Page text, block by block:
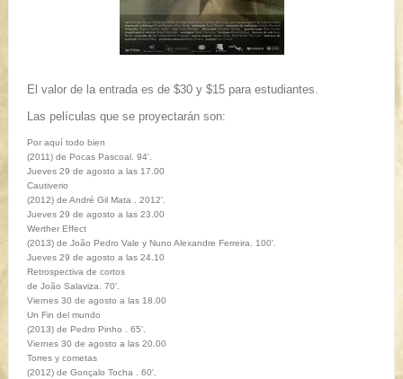
El valor de la entrada es de $30 y $15 para estudiantes.
Las películas que se proyectarán son:
Por aquí todo bien
(2011) de Pocas Pascoal. 94'.
Jueves 29 de agosto a las 17.00
Cautiverio
(2012) de André Gil Mata . 2012'.
Jueves 29 de agosto a las 23.00
Werther Effect
(2013) de João Pedro Vale y Nuno Alexandre Ferreira. 100'.
Jueves 29 de agosto a las 24.10
Retrospectiva de cortos
de João Salaviza. 70'.
Viernes 30 de agosto a las 18.00
Un Fin del mundo
(2013) de Pedro Pinho . 65'.
Viernes 30 de agosto a las 20.00
Torres y cometas
(2012) de Gonçalo Tocha . 60'.